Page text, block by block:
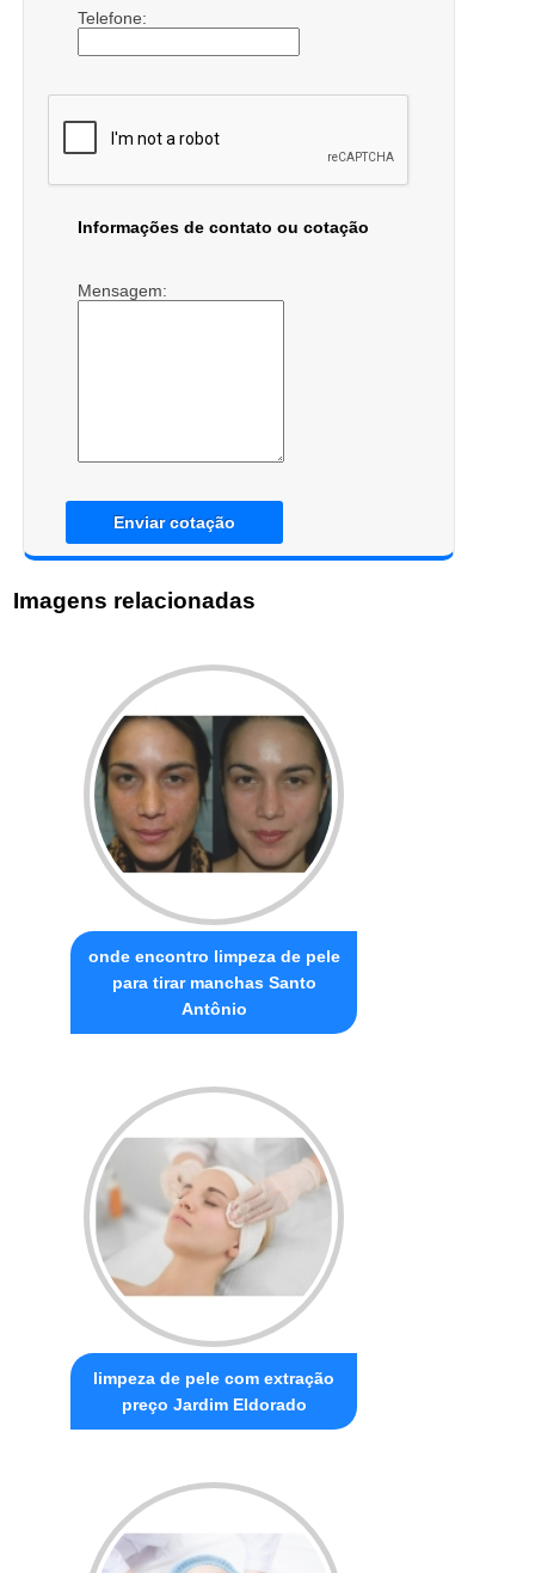
Telefone:
Informações de contato ou cotação
Mensagem:
Enviar cotação
Imagens relacionadas
onde encontro limpeza de pele
para tirar manchas Santo
Antônio
limpeza de pele com extração
preço Jardim Eldorado